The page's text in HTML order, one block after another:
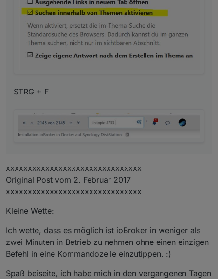
STRG + F
xxxxxxxxxxxxxxxxxxxxxxxxxxxxxxx
Original Post vom 2. Februar 2017
xxxxxxxxxxxxxxxxxxxxxxxxxxxxxxx
Kleine Wette:
Ich wette, dass es möglich ist ioBroker in weniger als
zwei Minuten in Betrieb zu nehmen ohne einen einzigen
Befehl in eine Kommandozeile einzutippen. :)
Spaß beiseite, ich habe mich in den vergangenen Tagen